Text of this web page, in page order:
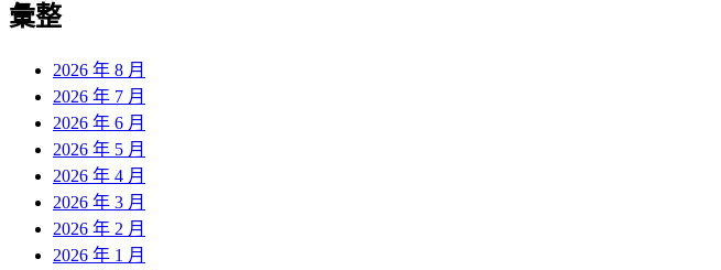
導
章:
彙整
2026 年 8 月
2026 年 7 月
2026 年 6 月
2026 年 5 月
2026 年 4 月
2026 年 3 月
2026 年 2 月
2026 年 1 月